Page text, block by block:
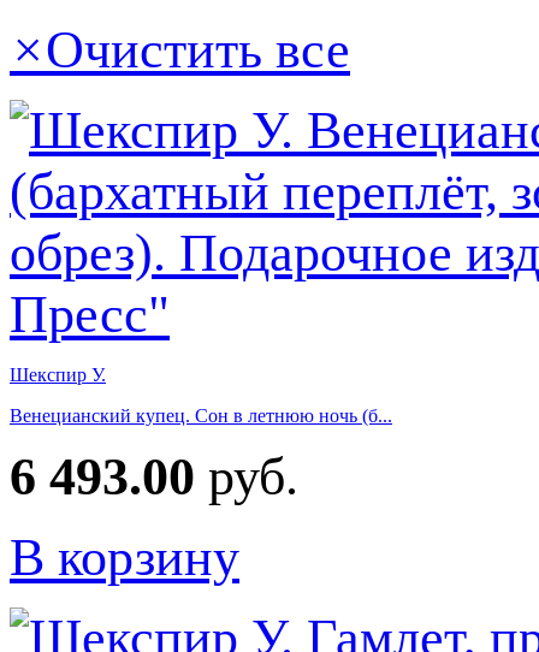
×Очистить все
Шекспир У.
Венецианский купец. Сон в летнюю ночь (б...
6 493.00 руб.
В корзину